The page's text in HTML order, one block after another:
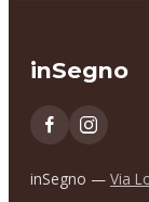
inSegno
inSegno — Via